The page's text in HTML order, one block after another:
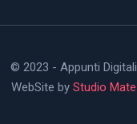
© 2023 - Appunti Digitali
WebSite by Studio Mate